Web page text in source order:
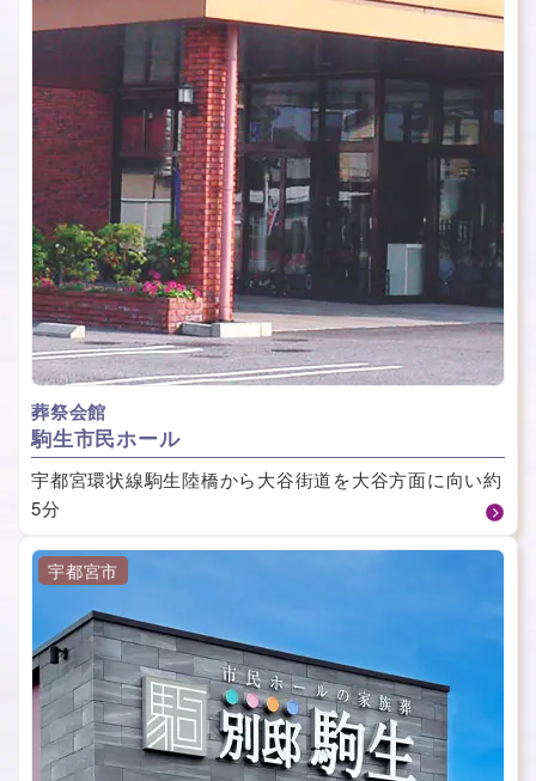
葬祭会館
駒⽣市⺠ホール
宇都宮環状線駒生陸橋から大谷街道を大谷方面に向い約
5分
宇都宮市